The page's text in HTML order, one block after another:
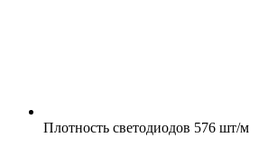
Плотность светодиодов 576 шт/м